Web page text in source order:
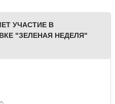
УЧАСТИЕ В
"ЗЕЛЕНАЯ НЕДЕЛЯ"